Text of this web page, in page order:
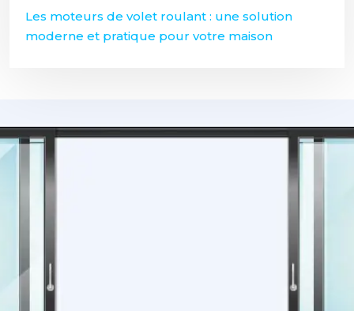
Les moteurs de volet roulant : une solution
moderne et pratique pour votre maison